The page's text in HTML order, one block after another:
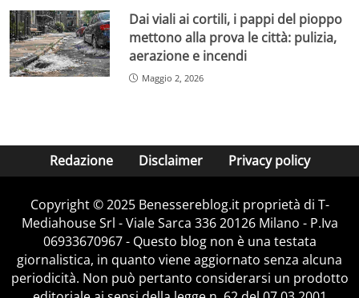
Dai viali ai cortili, i pappi del pioppo
mettono alla prova le città: pulizia,
aerazione e incendi
Maggio 2, 2026
Redazione Disclaimer Privacy policy
Copyright © 2025 Benessereblog.it proprietà di T-
Mediahouse Srl - Viale Sarca 336 20126 Milano - P.Iva
06933670967 - Questo blog non è una testata
giornalistica, in quanto viene aggiornato senza alcuna
periodicità. Non può pertanto considerarsi un prodotto